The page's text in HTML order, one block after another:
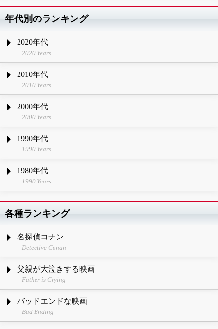
年代別のランキング
2020年代
2020 Years
2010年代
2010 Years
2000年代
2000 Years
1990年代
1990 Years
1980年代
1990 Years
各種ランキング
名探偵コナン
Detective Conan
父親が大泣きする映画
Father is Crying
バッドエンドな映画
Bad Ending